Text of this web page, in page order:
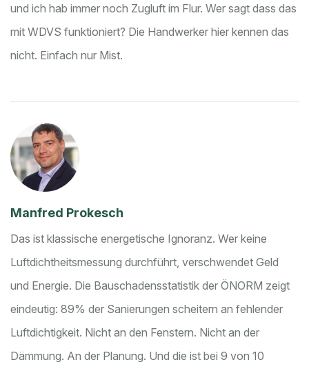
und ich hab immer noch Zugluft im Flur. Wer sagt dass das
mit WDVS funktioniert? Die Handwerker hier kennen das
nicht. Einfach nur Mist.
Manfred Prokesch
Das ist klassische energetische Ignoranz. Wer keine
Luftdichtheitsmessung durchführt, verschwendet Geld
und Energie. Die Bauschadensstatistik der ÖNORM zeigt
eindeutig: 89% der Sanierungen scheitern an fehlender
Luftdichtigkeit. Nicht an den Fenstern. Nicht an der
Dämmung. An der Planung. Und die ist bei 9 von 10